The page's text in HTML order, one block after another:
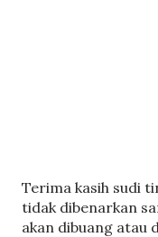
C
a
t
Terima kasih sudi
tidak dibenarkan
akan dibuang atau